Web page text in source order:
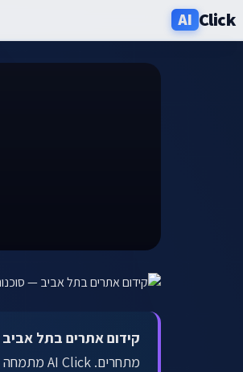
AI Click
קידום אתרים בתל אביב